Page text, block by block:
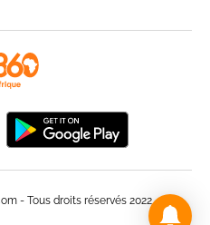
- Tous droits réservés 2022